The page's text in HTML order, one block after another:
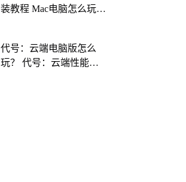
装教程 Mac电脑怎么玩三
代号：云端电脑版怎么
玩？ 代号：云端性能优